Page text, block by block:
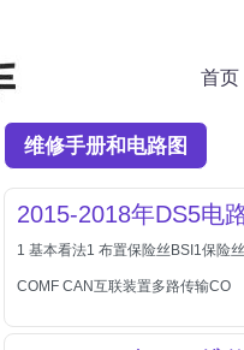
首页
维修手册和电路图
2015-2018年DS5电
1 基本看法1 布置保险丝BSI1保险
COMF CAN互联装置多路传输CO